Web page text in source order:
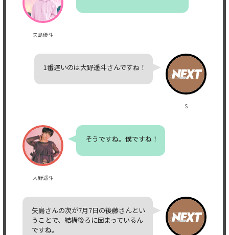
矢島優斗
S
1番遅いのは大野遥斗さんですね！
大野遥斗
そうですね。僕ですね！
矢島さんの次が7月7日の後藤さんとい
うことで、結構後ろに固まっているん
ですね。